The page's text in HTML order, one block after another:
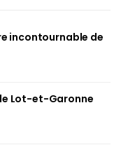
incontournable de
Lot-et-Garonne